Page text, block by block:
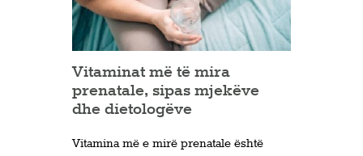
Vitaminat më të mira
prenatale, sipas mjekëve
dhe dietologëve
Vitamina më e mirë prenatale është